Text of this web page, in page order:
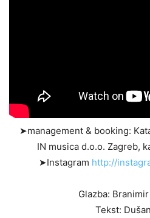
➤management & booking:
IN musica d.o.o. Zagreb,
➤Instagram http://
Glazba:
Tekst: